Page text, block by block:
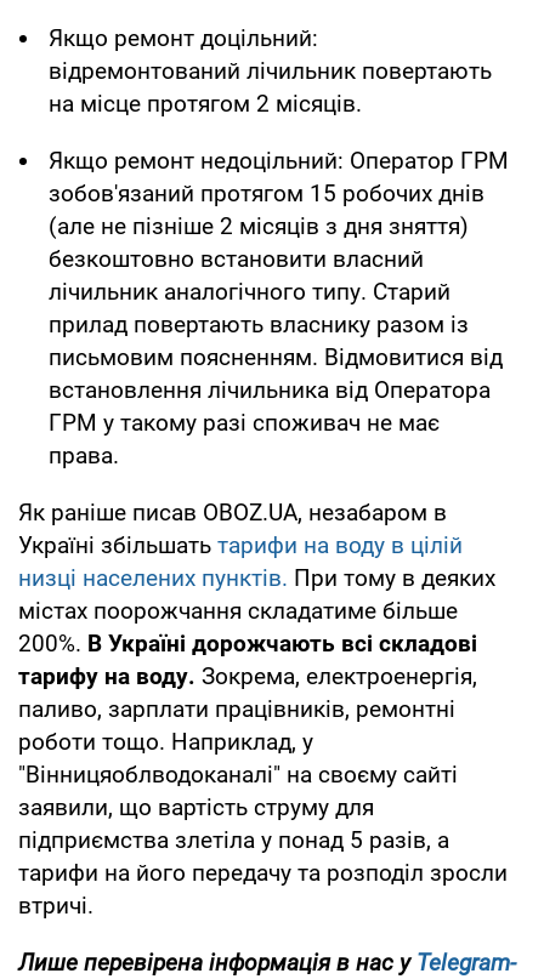
Якщо ремонт доцільний:
відремонтований лічильник повертають
на місце протягом 2 місяців.
Якщо ремонт недоцільний: Оператор ГРМ
зобов'язаний протягом 15 робочих днів
(але не пізніше 2 місяців з дня зняття)
безкоштовно встановити власний
лічильник аналогічного типу. Старий
прилад повертають власнику разом із
письмовим поясненням. Відмовитися від
встановлення лічильника від Оператора
ГРМ у такому разі споживач не має
права.
Як раніше писав OBOZ.UA, незабаром в
Україні збільшать тарифи на воду в цілій
низці населених пунктів. При тому в деяких
містах поорожчання складатиме більше
200%. В Україні дорожчають всі складові
тарифу на воду. Зокрема, електроенергія,
паливо, зарплати працівників, ремонтні
роботи тощо. Наприклад, у
"Вінницяоблводоканалі" на своєму сайті
заявили, що вартість струму для
підприємства злетіла у понад 5 разів, а
тарифи на його передачу та розподіл зросли
втричі.
Лише перевірена інформація в нас уTelegram-